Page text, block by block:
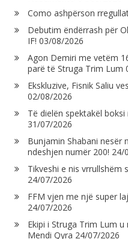
Como ashpërson
Debutim ëndërrash për
IF! 03/08/2026
Agon Demiri me vetëm
parë të Struga Trim Lum
Ekskluzive, Fisnik Saliu
02/08/2026
Të dielën spektakël
31/07/2026
Bunjamin Shabani nesër
ndeshjen numër 200! 24/
Tikveshi e nis vrrullshëm
24/07/2026
FFM vjen me një super
24/07/2026
Ekipi i Struga Trim Lum
Mendi Qyra 24/07/2026